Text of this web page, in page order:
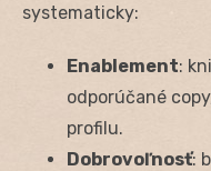
systematicky:
Enablement:
odporúčané
profilu.
Dobrovoľnosť: